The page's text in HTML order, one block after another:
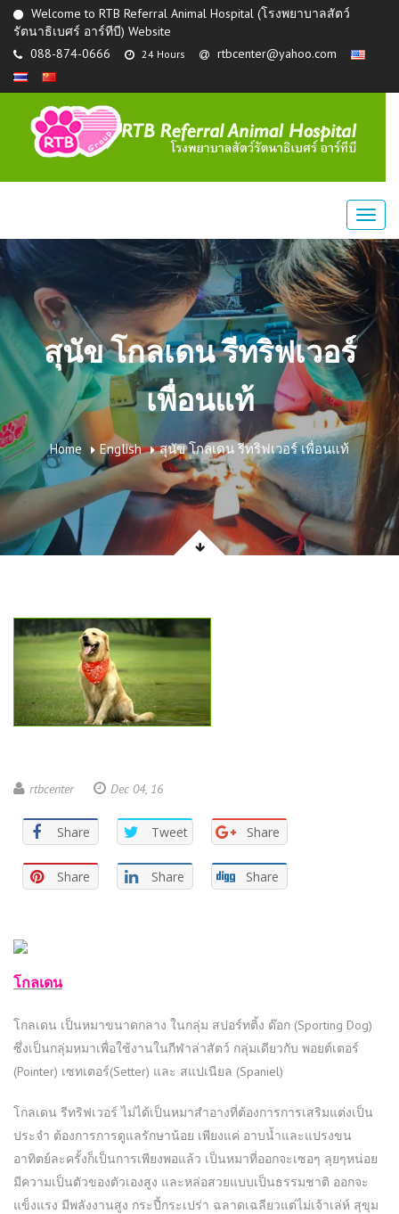
Welcome to RTB Referral Animal Hospital (โรงพยาบาลสัตว์
รัตนาธิเบศร์ อาร์ทีบี) Website
088-874-0666
24 Hours rtbcenter@yahoo.com
สุนัข โกลเดน รีทริฟเวอร์
เพื่อนแท้
Home English สุนัข โกลเดน รีทริฟเวอร์ เพื่อนแท้
rtbcenter Dec 04, 16
Share Tweet Share
Share Share Share
โกลเดน
โกลเดน เป็นหมาขนาดกลาง ในกลุ่ม สปอร์ทติ้ง ด๊อก (Sporting Dog)
ซึ่งเป็นกลุ่มหมาเพื่อใช้งานในกีฬาล่าสัตว์ กลุ่มเดียวกับ พอยต์เตอร์
(Pointer) เซทเตอร์(Setter) และ สแปเนียล (Spaniel)
โกลเดน รีทริฟเวอร์ ไม่ได้เป็นหมาสำอางที่ต้องการการเสริมแต่งเป็น
ประจำ ต้องการการดูแลรักษาน้อย เพียงแค่ อาบน้ำและแปรงขน
อาทิตย์ละครั้งก็เป็นการเพียงพอแล้ว เป็นหมาที่ออกจะเซอๆ ลุยๆหน่อย
มีความเป็นตัวของตัวเองสูง และหล่อสวยแบบเป็นธรรมชาติ ออกจะ
แข็งแรง มีพลังงานสูง กระปี้กระเปร่า ฉลาดเฉลียวแต่ไม่เจ้าเล่ห์ สุขุม